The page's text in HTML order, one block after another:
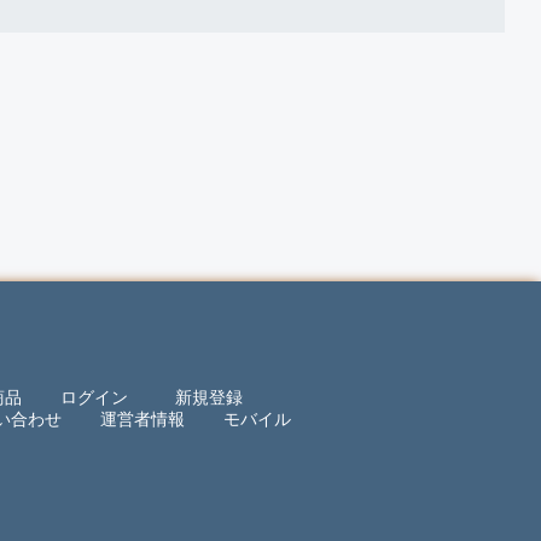
品 ログイン
新規登録
合わせ
運営者情報 モバイル